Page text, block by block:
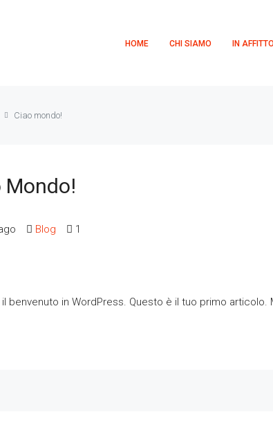
HOME CHI SIAMO IN
Ciao mondo!
Mondo!
Blog 1
benvenuto in WordPress. Questo è il tuo primo articolo.